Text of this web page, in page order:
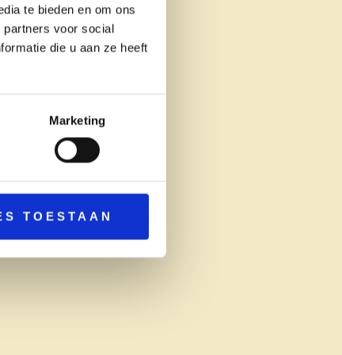
te bieden en om ons
partners voor social
die u aan ze heeft
Marketing
TOESTAAN